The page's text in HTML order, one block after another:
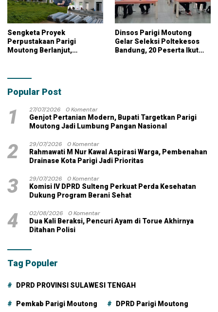
Sengketa Proyek
Perpustakaan Parigi
Moutong Berlanjut,
dengan Dana Pribadi
Dinsos Parigi Moutong
Gelar Seleksi Poltekesos
Bandung, 20 Peserta Ikut
Popular Post
1 27/07/2026
0 Komentar
Genjot Pertanian Modern, Bupati Targetkan Parigi
Moutong Jadi Lumbung Pangan Nasional
2 29/07/2026
0 Komentar
Rahmawati M Nur Kawal Aspirasi Warga, Pembenahan
Drainase Kota Parigi Jadi Prioritas
3 29/07/2026
0 Komentar
Komisi IV DPRD Sulteng Perkuat Perda Kesehatan
Dukung Program Berani Sehat
4 02/08/2026
0 Komentar
Dua Kali Beraksi, Pencuri Ayam di Torue Akhirnya
Ditahan Polisi
Tag Populer
DPRD PROVINSI SULAWESI TENGAH
Pemkab Parigi Moutong DPRD Parigi Moutong